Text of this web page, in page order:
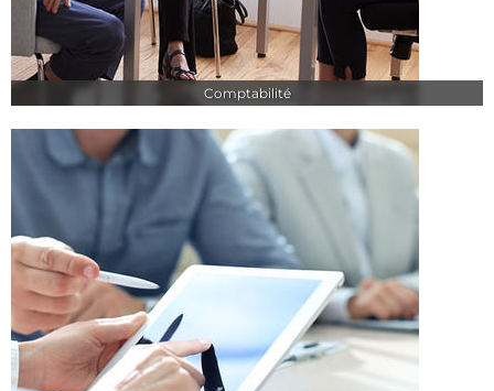
Comptabilité